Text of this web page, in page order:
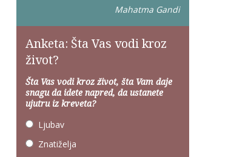
Mahatma Gandi
Anketa: Šta Vas vodi kroz
život?
Šta Vas vodi kroz život, šta Vam daje
snagu da idete napred, da ustanete
ujutru iz kreveta?
Ljubav
Znatiželja